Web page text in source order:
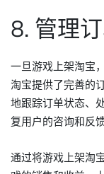
8. 管理
一旦游戏上架淘宝
淘宝提供了完善的
地跟踪订单状态、
复用户的咨询和反
通过将游戏上架淘